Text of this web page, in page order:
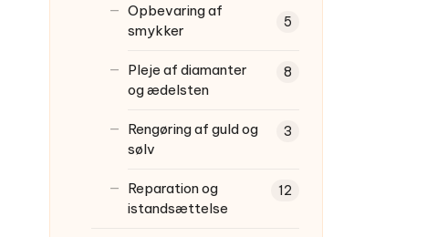
Opbevaring af
smykker
5
Pleje af diamanter
og ædelsten
8
Rengøring af guld og
sølv
3
Reparation og
istandsættelse
12